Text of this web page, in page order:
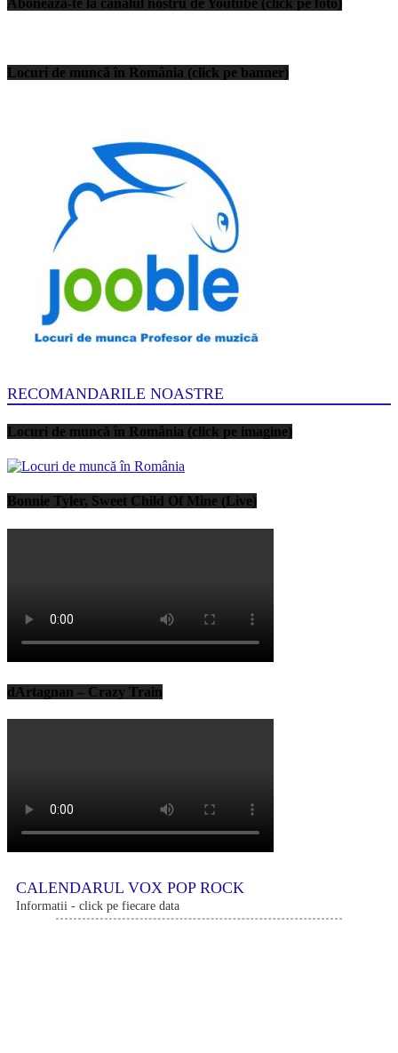
Locuri de muncă în România (click pe banner)
RECOMANDARILE NOASTRE
Locuri de muncă în România (click pe imagine)
Bonnie Tyler, Sweet Child Of Mine (Live)
dArtagnan – Crazy Train
CALENDARUL VOX POP ROCK
Informatii - click pe fiecare data